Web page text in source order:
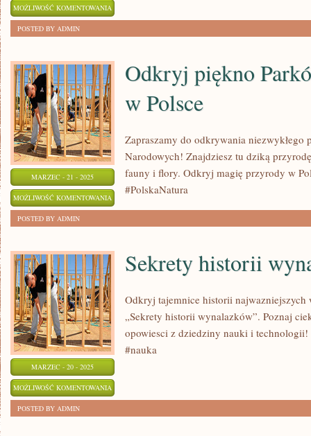
MOŻLIWOŚĆ KOMENTOWANIA
KTÓRA
PRZYCIĄGNIE
ZOSTAŁA WYŁĄCZONA
POSTED BY ADMIN
MARZEC - 21 - 2025
MOŻLIWOŚĆ KOMENTOWANIA
NARODOWYCH
ZOSTAŁA WYŁĄCZONA
Odkryj piękno
w Polsce
Zapraszamy do odkrywania niezwykłego
Narodowych! Znajdziesz tu dziką
fauny i flory. Odkryj magię przyrody w
#PolskaNatura
POSTED BY ADMIN
MARZEC - 20 - 2025
MOŻLIWOŚĆ KOMENTOWANIA
ZOSTAŁA WYŁĄCZONA
Sekrety historii
Odkryj tajemnice historii
„Sekrety historii wynalazków”. Poznaj
opowiesci z dziedziny nauki i
#nauka
POSTED BY ADMIN